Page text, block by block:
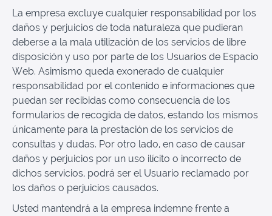
La empresa excluye cualquier responsabilidad por los
daños y perjuicios de toda naturaleza que pudieran
deberse a la mala utilización de los servicios de libre
disposición y uso por parte de los Usuarios de Espacio
Web. Asimismo queda exonerado de cualquier
responsabilidad por el contenido e informaciones que
puedan ser recibidas como consecuencia de los
formularios de recogida de datos, estando los mismos
únicamente para la prestación de los servicios de
consultas y dudas. Por otro lado, en caso de causar
daños y perjuicios por un uso ilícito o incorrecto de
dichos servicios, podrá ser el Usuario reclamado por
los daños o perjuicios causados.
Usted mantendrá a la empresa indemne frente a